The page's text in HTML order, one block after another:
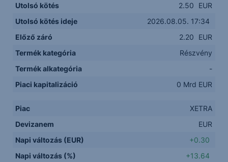
Utolsó kötés
2.50
EUR
Utolsó kötés ideje
2026.08.05. 17:34
Előző záró
2.20
EUR
Termék kategória
Részvény
Termék alkategória
-
Piaci kapitalizáció
0 Mrd EUR
Piac
XETRA
Devizanem
EUR
Napi változás (EUR)
+0.30
Napi változás (%)
+13.64